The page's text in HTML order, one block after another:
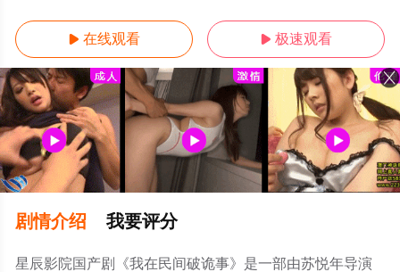
 在线观看  极速观看
剧情介绍 我要评分
星辰影院国产剧《我在民间破诡事》是一部由苏悦年导演